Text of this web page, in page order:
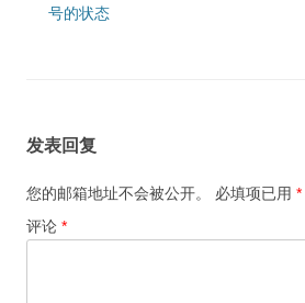
号的状态
发表回复
您的邮箱地址不会被公开。 必填项已用 *
评论 *